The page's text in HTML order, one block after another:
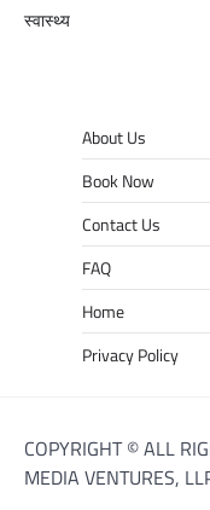
स्वास्थ्य
About Us
Book Now
Contact Us
FAQ
Home
Privacy Policy
COPYRIGHT © ALL
MEDIA VENTURES,